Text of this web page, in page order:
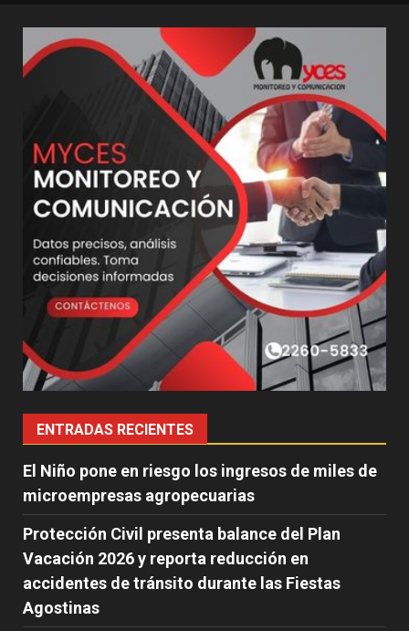
ENTRADAS RECIENTES
El Niño pone en riesgo los ingresos de miles de
microempresas agropecuarias
Protección Civil presenta balance del Plan
Vacación 2026 y reporta reducción en
accidentes de tránsito durante las Fiestas
Agostinas